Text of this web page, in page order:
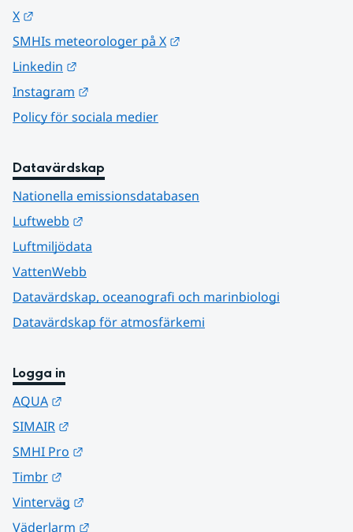
X
SMHIs meteorologer på X
Linkedin
Instagram
Policy för sociala medier
Datavärdskap
Nationella emissionsdatabasen
Luftwebb
Luftmiljödata
VattenWebb
Datavärdskap, oceanografi och marinbiologi
Datavärdskap för atmosfärkemi
Logga in
AQUA
SIMAIR
SMHI Pro
Timbr
Vinterväg
Väderlarm